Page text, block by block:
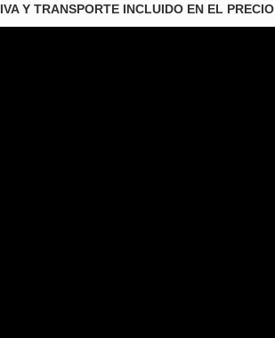
IVA Y TRANSPORTE INCLUIDO EN EL PRECIO